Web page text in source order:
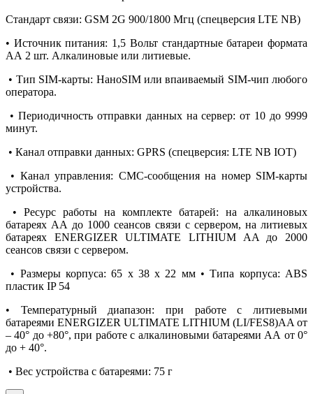
Стандарт связи: GSM 2G 900/1800 Мгц (спецверсия LTE NB)
• Источник питания: 1,5 Вольт стандартные батареи формата
АА 2 шт. Алкалиновые или литиевые.
• Тип SIM-карты: НаноSIM или впаиваемый SIM-чип любого
оператора.
• Периодичность отправки данных на сервер: от 10 до 9999
минут.
• Канал отправки данных: GPRS (спецверсия: LTE NB IOT)
• Канал управления: СМС-сообщения на номер SIM-карты
устройства.
• Ресурс работы на комплекте батарей: на алкалиновых
батареях АА до 1000 сеансов связи с сервером, на литиевых
батареях ENERGIZER ULTIMATE LITHIUM AA до 2000
сеансов связи с сервером.
• Размеры корпуса: 65 х 38 х 22 мм • Типа корпуса: ABS
пластик IP 54
• Температурный диапазон: при работе с литиевыми
батареями ENERGIZER ULTIMATE LITHIUM (LI/FES8)AA от
– 40° до +80°, при работе с алкалиновыми батареями АА от 0°
до + 40°.
• Вес устройства с батареями: 75 г